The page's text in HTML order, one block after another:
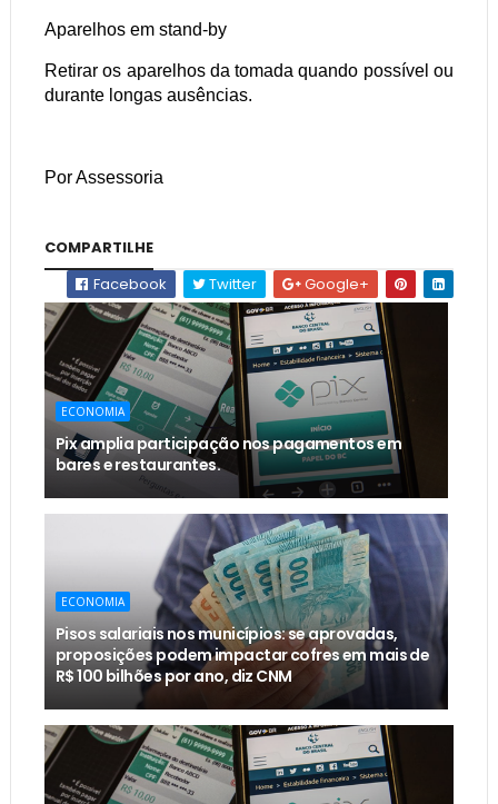
Aparelhos em stand-by
Retirar os aparelhos da tomada quando possível ou
durante longas ausências.
Por Assessoria
COMPARTILHE
Facebook
Twitter Google+
ECONOMIA
Pix amplia participação nos pagamentos em
bares e restaurantes.
ECONOMIA
Pisos salariais nos municípios: se aprovadas,
proposições podem impactar cofres em mais de
R$ 100 bilhões por ano, diz CNM